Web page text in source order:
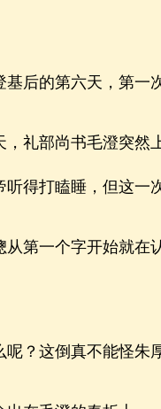
的第六天，第一次
部尚书毛澄突然上
得打瞌睡，但这一
一个字开始就在认
这倒真不能怪朱厚